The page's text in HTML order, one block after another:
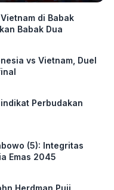
di Babak
Babak Dua
vs Vietnam, Duel
Perbudakan
(5): Integritas
Emas 2045
Herdman Puji